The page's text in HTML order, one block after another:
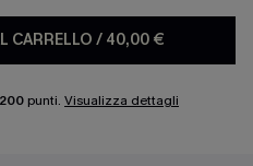
CARRELLO / 40,00 €
200 punti. Visualizza dettagli